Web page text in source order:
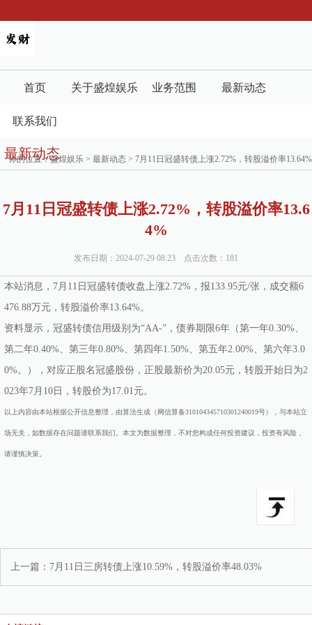
首页 关于盛煌娱乐 业务范围 最新动态
联系我们
最新动态
你的位置：盛煌娱乐 > 最新动态 > 7月11日冠盛转债上涨2.72%，转股溢价率13.64%
7月11日冠盛转债上涨2.72%，转股溢价率13.6
4%
发布日期：2024-07-29 08:23 点击次数：181
本站消息，7月11日冠盛转债收盘上涨2.72%，报133.95元/张，成交额6
476.88万元，转股溢价率13.64%。
资料显示，冠盛转债信用级别为“AA-”，债券期限6年（第一年0.30%、
第二年0.40%、第三年0.80%、第四年1.50%、第五年2.00%、第六年3.0
0%。），对应正股名冠盛股份，正股最新价为20.05元，转股开始日为2
023年7月10日，转股价为17.01元。
以上内容由本站根据公开信息整理，由算法生成（网信算备310104345710301240019号），与本站立
场无关，如数据存在问题请联系我们。本文为数据整理，不对您构成任何投资建议，投资有风险，
请谨慎决策。
上一篇： 7月11日三房转债上涨10.59%，转股溢价率48.03%